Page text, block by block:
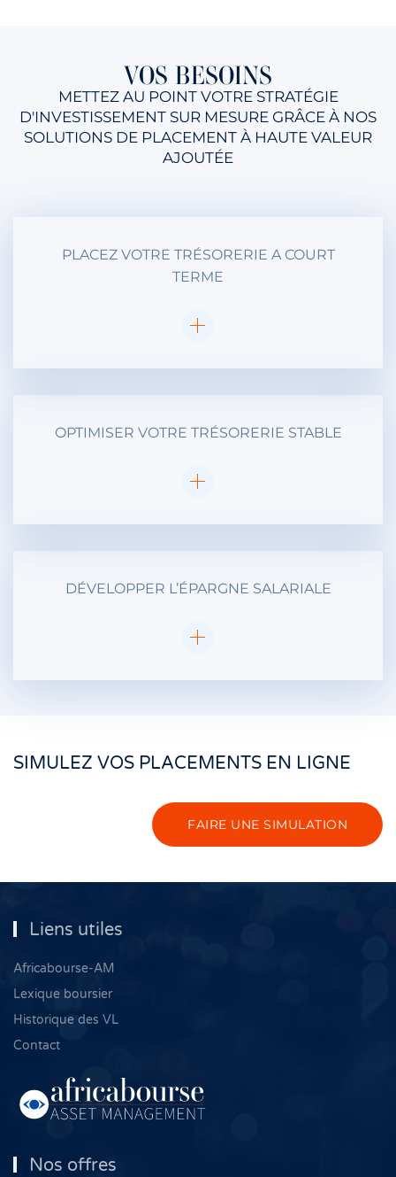
VOS BESOINS
METTEZ AU POINT VOTRE STRATÉGIE
D'INVESTISSEMENT SUR MESURE GRÂCE À NOS
SOLUTIONS DE PLACEMENT À HAUTE VALEUR
AJOUTÉE
PLACEZ VOTRE TRÉSORERIE A COURT
TERME
OPTIMISER VOTRE TRÉSORERIE STABLE
DÉVELOPPER L’ÉPARGNE SALARIALE
SIMULEZ VOS PLACEMENTS EN LIGNE
FAIRE UNE SIMULATION
Liens utiles
Africabourse-AM
Lexique boursier
Historique des VL
Contact
Nos offres